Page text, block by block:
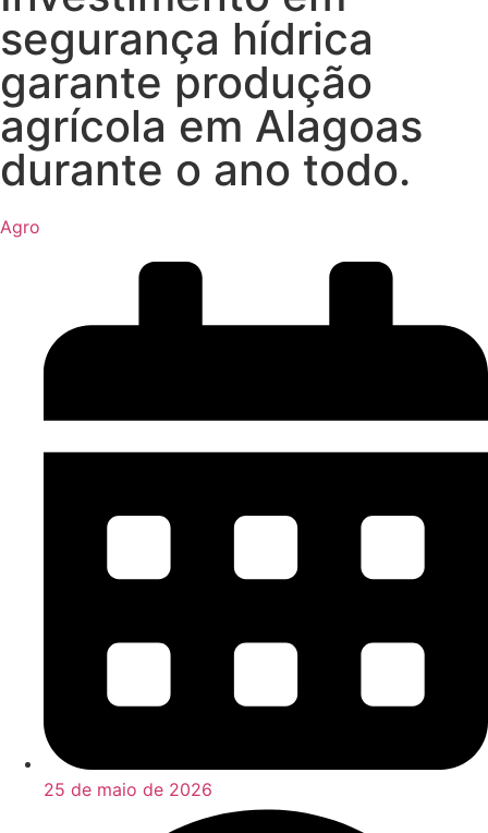
segurança hídrica
garante produção
agrícola em Alagoas
durante o ano todo.
Agro
25 de maio de 2026